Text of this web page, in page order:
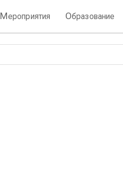
Мероприятия Образование